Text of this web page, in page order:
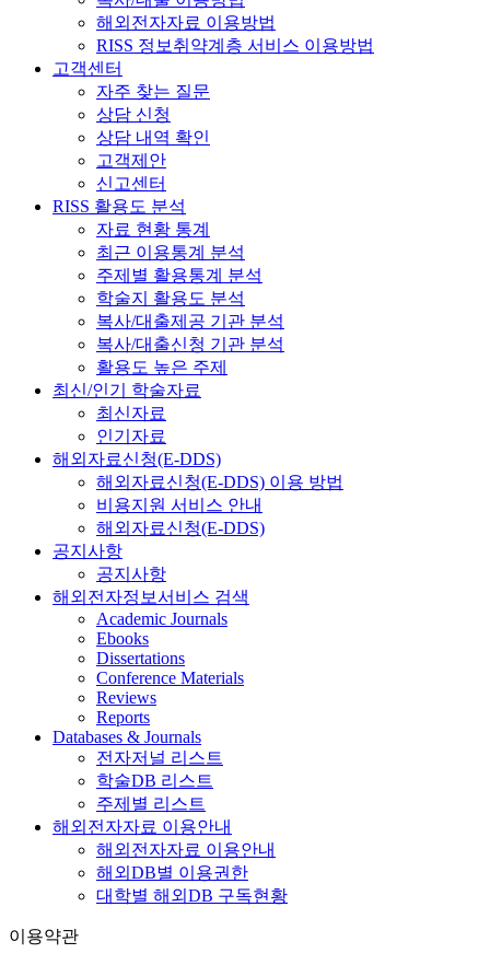
해외전자자료 이용방법
RISS 정보취약계층 서비스 이용방법
고객센터
자주 찾는 질문
상담 신청
상담 내역 확인
고객제안
신고센터
RISS 활용도 분석
자료 현황 통계
최근 이용통계 분석
주제별 활용통계 분석
학술지 활용도 분석
복사/대출제공 기관 분석
복사/대출신청 기관 분석
활용도 높은 주제
최신/인기 학술자료
최신자료
인기자료
해외자료신청(E-DDS)
해외자료신청(E-DDS) 이용 방법
비용지원 서비스 안내
해외자료신청(E-DDS)
공지사항
공지사항
해외전자정보서비스 검색
Academic Journals
Ebooks
Dissertations
Conference Materials
Reviews
Reports
Databases & Journals
전자저널 리스트
학술DB 리스트
주제별 리스트
해외전자자료 이용안내
해외전자자료 이용안내
해외DB별 이용권한
대학별 해외DB 구독현황
이용약관